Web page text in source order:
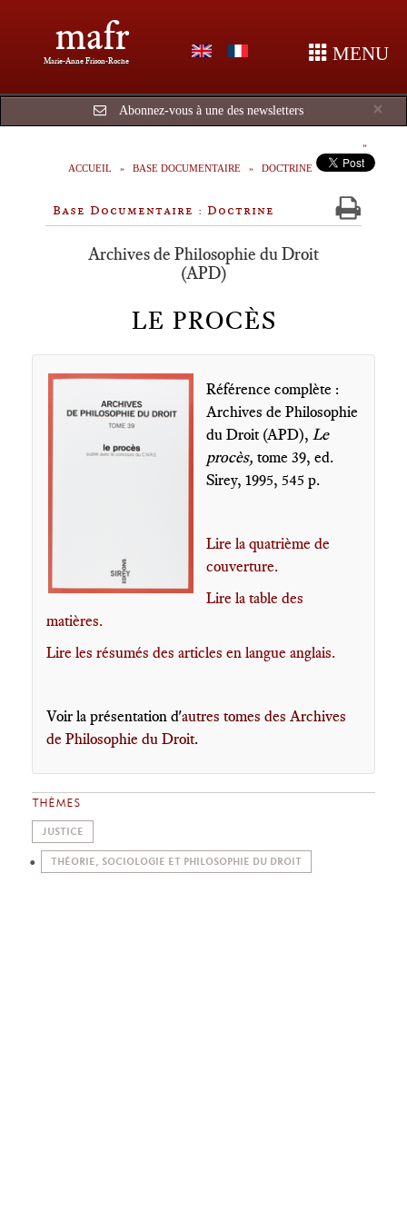
mafr
Marie-Anne Frison-Roche MENU
×
Abonnez-vous à une des newsletters
ACCUEIL BASE DOCUMENTAIRE DOCTRINE
Base Documentaire : Doctrine
Archives de Philosophie du Droit
(APD)
LE PROCÈS
Référence complète :
Archives de Philosophie
du Droit (APD), Le
procès, tome 39, ed.
Sirey, 1995, 545 p.
Lire la quatrième de
couverture.
Lire la table des
matières.
Lire les résumés des articles en langue anglais.
Voir la présentation d'autres tomes des Archives
de Philosophie du Droit.
THÈMES
JUSTICE
THÉORIE, SOCIOLOGIE ET PHILOSOPHIE DU DROIT